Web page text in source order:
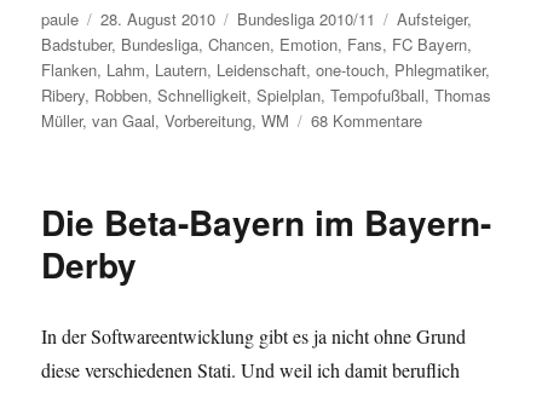
Autor
paule
Veröffentlicht
am
28. August 2010 Kategorien
Bundesliga 2010/11 Schlagwörter
Aufsteiger,
Badstuber, Bundesliga,Chancen, Emotion, Fans, FC Bayern,
Flanken, Lahm, Lautern, Leidenschaft,one-touch, Phlegmatiker,
Ribery, Robben,Schnelligkeit,Spielplan,Tempofußball,Thomas
Müller,van Gaal,Vorbereitung,WM 68 Kommentarezu
Gemengelage,
Die Beta-Bayern im Bayern-
Derby
In der Softwareentwicklung gibt es ja nicht ohne Grund
diese verschiedenen Stati. Und weil ich damit beruflich